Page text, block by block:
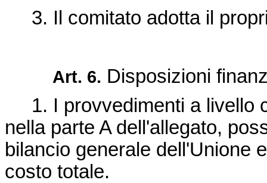
3. Il comitato adotta il
Art. 6. Disposizioni
1. I provvedimenti a livello
nella parte A dell'allegato,
bilancio generale dell'Unione
costo totale.